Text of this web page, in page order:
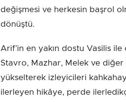
değişmesi ve herkesin başrol
dönüştü.
Arif’in en yakın dostu Vasilis ile
Stavro, Mazhar, Melek ve
yükselterek izleyicileri
ilerleyen hikâye, perde